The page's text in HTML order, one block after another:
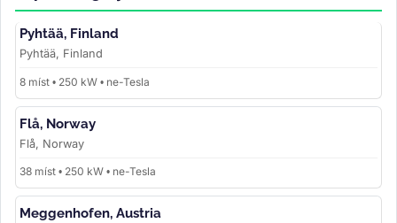
Pyhtää, Finland
Pyhtää, Finland
8 míst • 250 kW • ne-Tesla
Flå, Norway
Flå, Norway
38 míst • 250 kW • ne-Tesla
Meggenhofen, Austria